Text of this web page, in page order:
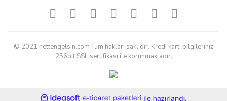
© 2021 nettengelsin.com Tüm hakları saklıdır. Kredi kartı bilgileriniz
256bit SSL sertifikası ile korunmaktadır.
ideasoft e-